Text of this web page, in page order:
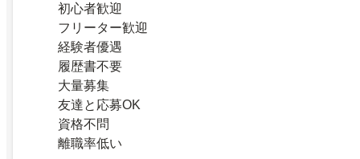
初心者歓迎
フリーター歓迎
経験者優遇
履歴書不要
大量募集
友達と応募OK
資格不問
離職率低い